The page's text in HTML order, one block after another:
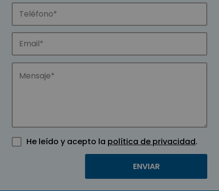
He leído y acepto la política de privacidad.